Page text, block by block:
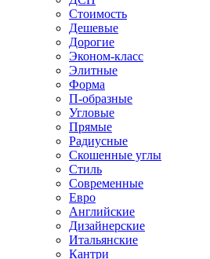
Стоимость
Дешевые
Дорогие
Эконом-класс
Элитные
Форма
П-образные
Угловые
Прямые
Радиусные
Скошенные углы
Стиль
Современные
Евро
Английские
Дизайнерские
Итальянские
Кантри